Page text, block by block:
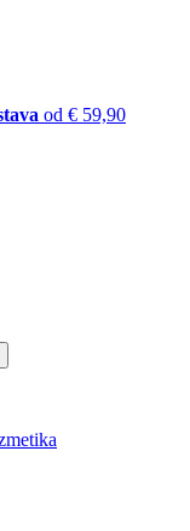
od € 59,90